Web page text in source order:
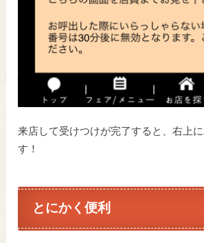
来店して受けつけが完了すると、右上
す！
とにかく便利